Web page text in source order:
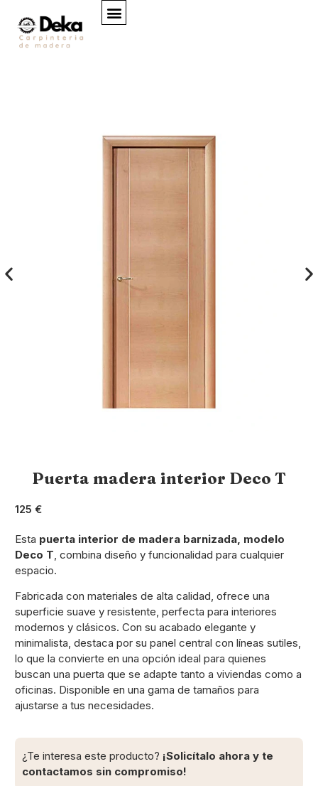
Puerta madera interior Deco T
125 €
Esta puerta interior de madera barnizada, modelo
Deco T , combina diseño y funcionalidad para cualquier
espacio.
Fabricada con materiales de alta calidad, ofrece una
superficie suave y resistente, perfecta para interiores
modernos y clásicos. Con su acabado elegante y
minimalista, destaca por su panel central con líneas sutiles,
lo que la convierte en una opción ideal para quienes
buscan una puerta que se adapte tanto a viviendas como a
oficinas. Disponible en una gama de tamaños para
ajustarse a tus necesidades.
¿Te interesa este producto? ¡Solicítalo ahora y te
contactamos sin compromiso!